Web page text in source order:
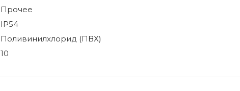
Прочее
IP54
Поливинилхлорид (ПВХ)
10